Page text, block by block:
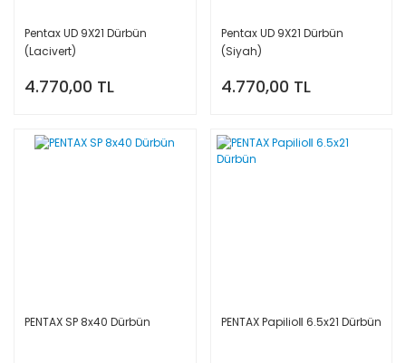
Pentax UD 9X21 Dürbün
(Lacivert)
4.770,00 TL
Pentax UD 9X21 Dürbün
(Siyah)
4.770,00 TL
PENTAX SP 8x40 Dürbün PENTAX PapilioⅡ 6.5x21 Dürbün